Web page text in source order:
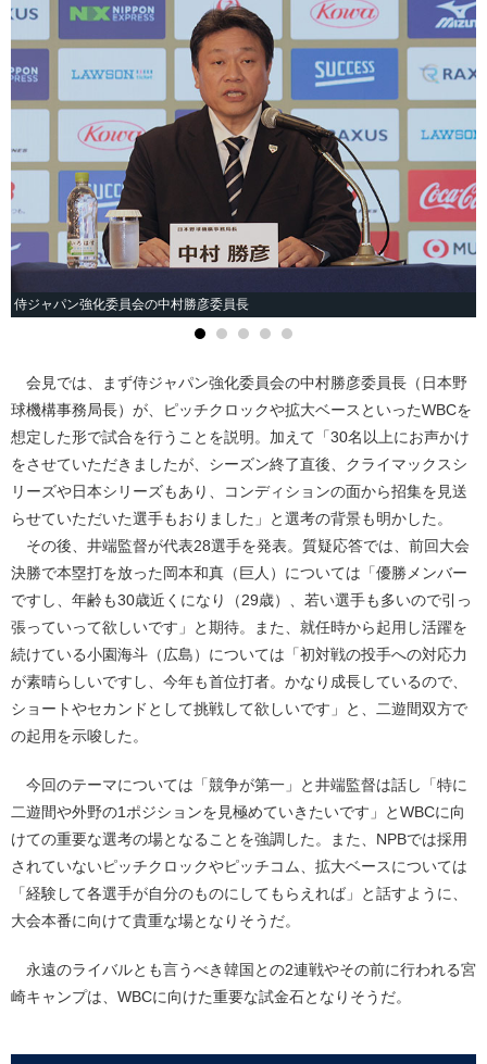
侍ジャパン強化委員会の中村勝彦委員長
会見では、まず侍ジャパン強化委員会の中村勝彦委員長（日本野
球機構事務局長）が、ピッチクロックや拡大ベースといったWBCを
想定した形で試合を行うことを説明。加えて「30名以上にお声かけ
をさせていただきましたが、シーズン終了直後、クライマックスシ
リーズや日本シリーズもあり、コンディションの面から招集を見送
らせていただいた選手もおりました」と選考の背景も明かした。
その後、井端監督が代表28選手を発表。質疑応答では、前回大会
決勝で本塁打を放った岡本和真（巨人）については「優勝メンバー
ですし、年齢も30歳近くになり（29歳）、若い選手も多いので引っ
張っていって欲しいです」と期待。また、就任時から起用し活躍を
続けている小園海斗（広島）については「初対戦の投手への対応力
が素晴らしいですし、今年も首位打者。かなり成長しているので、
ショートやセカンドとして挑戦して欲しいです」と、二遊間双方で
の起用を示唆した。
今回のテーマについては「競争が第一」と井端監督は話し「特に
二遊間や外野の1ポジションを見極めていきたいです」とWBCに向
けての重要な選考の場となることを強調した。また、NPBでは採用
されていないピッチクロックやピッチコム、拡大ベースについては
「経験して各選手が自分のものにしてもらえれば」と話すように、
大会本番に向けて貴重な場となりそうだ。
永遠のライバルとも言うべき韓国との2連戦やその前に行われる宮
崎キャンプは、WBCに向けた重要な試金石となりそうだ。